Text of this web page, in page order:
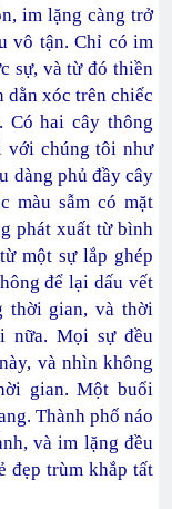
im lặng càng trở
vô tận. Chỉ có im
sự, và từ đó thiền
dằn xóc trên chiếc
Có hai cây thông
với chúng tôi như
dàng phủ đầy cây
màu sẫm có mặt
phát xuất từ bình
một sự lắp ghép
để lại dấu vết
thời gian, và thời
nữa. Mọi sự đều
và nhìn không
gian. Một buổi
Thành phố náo
và im lặng đều
đẹp trùm khắp tất